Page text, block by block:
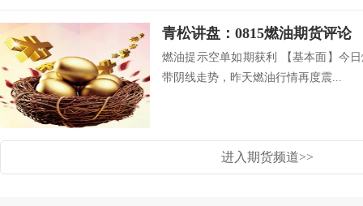
青松讲盘：0815燃油期货评论
燃油提示空单如期获利 【基本面】今
带阴线走势，昨天燃油行情再度震...
进入期货频道>>